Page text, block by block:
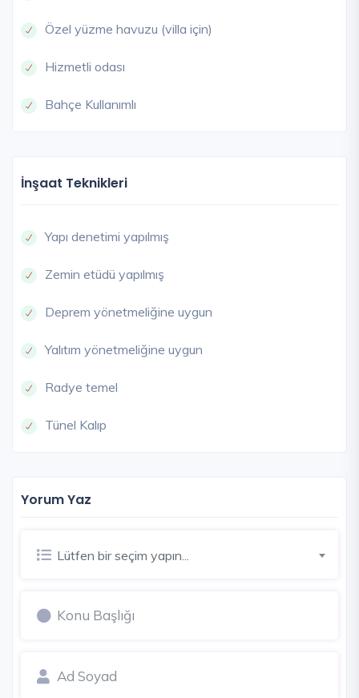
Özel yüzme havuzu (villa için)
Hizmetli odası
Bahçe Kullanımlı
İnşaat Teknikleri
Yapı denetimi yapılmış
Zemin etüdü yapılmış
Deprem yönetmeliğine uygun
Yalıtım yönetmeliğine uygun
Radye temel
Tünel Kalıp
Yorum Yaz
Lütfen bir seçim yapın...